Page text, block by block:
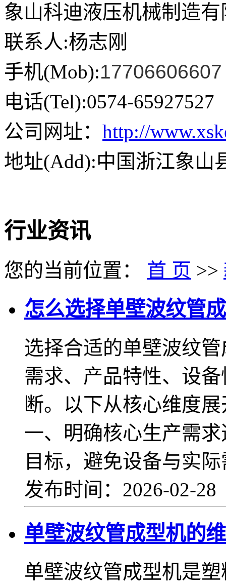
象山科迪液压机械制造有
联系人:杨志刚
手机(Mob):17706606607
电话(Tel):0574-65927527
公司网址： http://
地址(Add):中国浙江象山
行业资讯
您的当前位置： 首 页 >>
怎么选择单壁波纹管
选择合适的单壁波纹
需求、产品特性、设
断。以下从核心维度
一、明确核心生产需
目标，避免设备与实际
发布时间：2026-02-
单壁波纹管成型机的
单壁波纹管成型机是